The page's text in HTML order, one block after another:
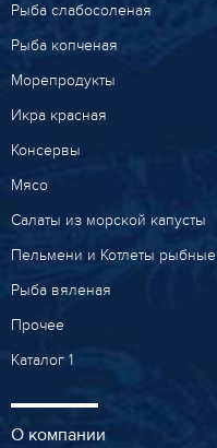
Рыба слабосоленая
Рыба копченая
Морепродукты
Икра красная
Консервы
Мясо
Салаты из морской капусты
Пельмени и Котлеты рыбные
Рыба вяленая
Прочее
Каталог 1
О компании